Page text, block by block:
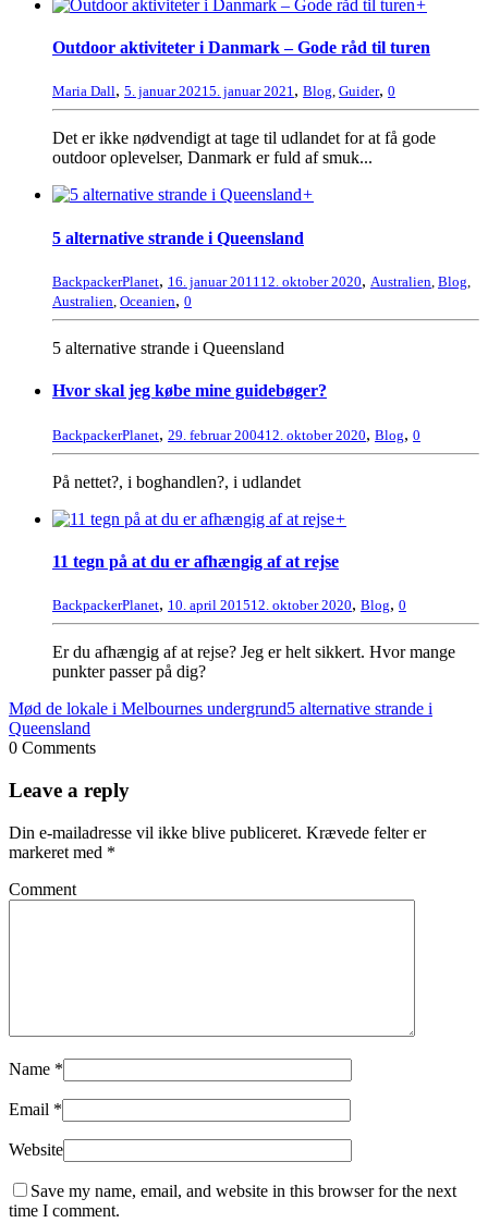
+
Outdoor aktiviteter i Danmark – Gode råd til turen
Maria Dall, 5. januar 20215. januar 2021, Blog, Guider, 0
Det er ikke nødvendigt at tage til udlandet for at få gode
outdoor oplevelser, Danmark er fuld af smuk...
+
5 alternative strande i Queensland
BackpackerPlanet, 16. januar 201112. oktober 2020, Australien, Blog,
Australien, Oceanien, 0
5 alternative strande i Queensland
Hvor skal jeg købe mine guidebøger?
BackpackerPlanet, 29. februar 200412. oktober 2020, Blog, 0
På nettet?, i boghandlen?, i udlandet
+
11 tegn på at du er afhængig af at rejse
BackpackerPlanet, 10. april 201512. oktober 2020, Blog, 0
Er du afhængig af at rejse? Jeg er helt sikkert. Hvor mange
punkter passer på dig?
Mød de lokale i Melbournes undergrund5 alternative strande i
Queensland
0 Comments
Leave a reply
Din e-mailadresse vil ikke blive publiceret. Krævede felter er
markeret med *
Comment
Name *
Email *
Website
Save my name, email, and website in this browser for the next
time I comment.